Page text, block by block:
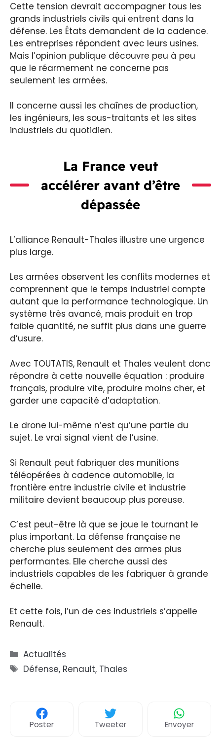
Cette tension devrait accompagner tous les
grands industriels civils qui entrent dans la
défense. Les États demandent de la cadence.
Les entreprises répondent avec leurs usines.
Mais l’opinion publique découvre peu à peu
que le réarmement ne concerne pas
seulement les armées.
Il concerne aussi les chaînes de production,
les ingénieurs, les sous-traitants et les sites
industriels du quotidien.
La France veut
accélérer avant d’être
dépassée
L’alliance Renault-Thales illustre une urgence
plus large.
Les armées observent les conflits modernes et
comprennent que le temps industriel compte
autant que la performance technologique. Un
système très avancé, mais produit en trop
faible quantité, ne suffit plus dans une guerre
d’usure.
Avec TOUTATIS, Renault et Thales veulent donc
répondre à cette nouvelle équation : produire
français, produire vite, produire moins cher, et
garder une capacité d’adaptation.
Le drone lui-même n’est qu’une partie du
sujet. Le vrai signal vient de l’usine.
Si Renault peut fabriquer des munitions
téléopérées à cadence automobile, la
frontière entre industrie civile et industrie
militaire devient beaucoup plus poreuse.
C’est peut-être là que se joue le tournant le
plus important. La défense française ne
cherche plus seulement des armes plus
performantes. Elle cherche aussi des
industriels capables de les fabriquer à grande
échelle.
Et cette fois, l’un de ces industriels s’appelle
Renault.
Catégories
Actualités
Étiquettes
Défense, Renault, Thales
Poster Tweeter Envoyer